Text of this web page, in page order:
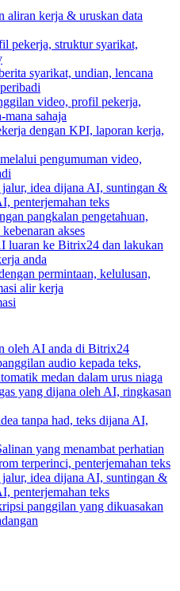
aliran kerja & uruskan data
pekerja, struktur syarikat,
syarikat, undian, lencana
video, profil pekerja,
sahaja
dengan KPI, laporan kerja,
pengumuman video,
idea dijana AI, suntingan &
penterjemahan teks
pangkalan pengetahuan,
akses
luaran ke Bitrix24 dan lakukan
anda
permintaan, kelulusan,
alir kerja
oleh AI anda di Bitrix24
audio kepada teks,
medan dalam urus niaga
yang dijana oleh AI, ringkasan
tanpa had, teks dijana AI,
yang menambat perhatian
terperinci, penterjemahan teks
idea dijana AI, suntingan &
penterjemahan teks
panggilan yang dikuasakan